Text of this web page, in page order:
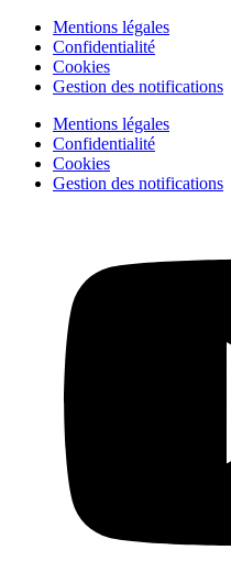
Mentions légales
Confidentialité
Cookies
Gestion des notifications
Mentions légales
Confidentialité
Cookies
Gestion des notifications